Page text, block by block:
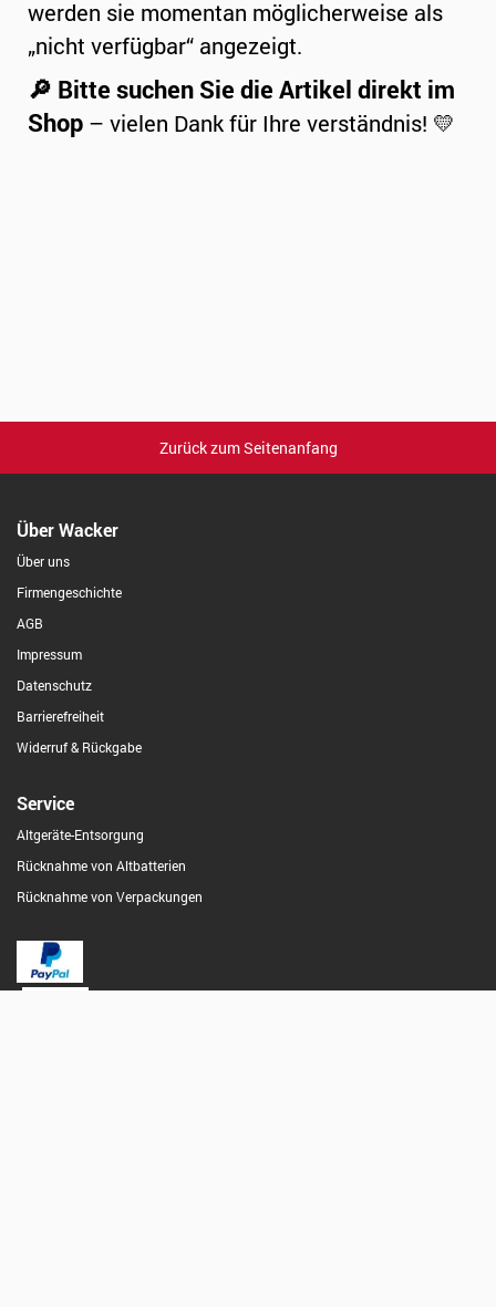
werden sie momentan möglicherweise als
„nicht verfügbar“ angezeigt.
🔎 Bitte suchen Sie die Artikel direkt im
Shop – vielen Dank für Ihre verständnis! 💛
Zurück zum Seitenanfang
Über Wacker
Über uns
Firmengeschichte
AGB
Impressum
Datenschutz
Barrierefreiheit
Widerruf & Rückgabe
Service
Altgeräte-Entsorgung
Rücknahme von Altbatterien
Rücknahme von Verpackungen